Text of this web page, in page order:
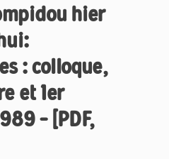
hier
: colloque,
et 1er
– [PDF,